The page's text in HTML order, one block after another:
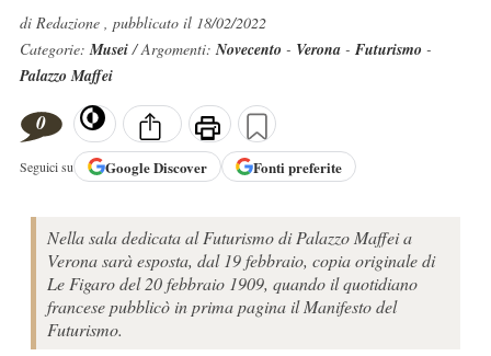
di Redazione , pubblicato il 18/02/2022
Categorie:Musei/ Argomenti:Novecento - Verona- Futurismo -
Palazzo Maffei
0
Seguici su GoogleDiscover Fonti preferite
Nella sala dedicata al Futurismo di Palazzo Maffei a
Verona sarà esposta, dal 19 febbraio, copia originale di
Le Figaro del 20 febbraio 1909, quando il quotidiano
francese pubblicò in prima pagina il Manifesto del
Futurismo.